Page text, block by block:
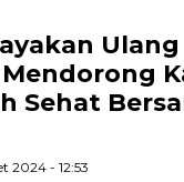
Sehat
2024 - 12:53